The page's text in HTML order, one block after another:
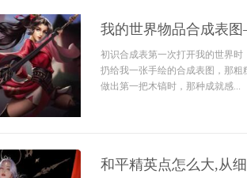
我的世界物品合成表
初识合成表第一次打开我的世界
扔给我一张手绘的合成表图，那
做出第一把木镐时，那种成就感...
和平精英点怎么大,从